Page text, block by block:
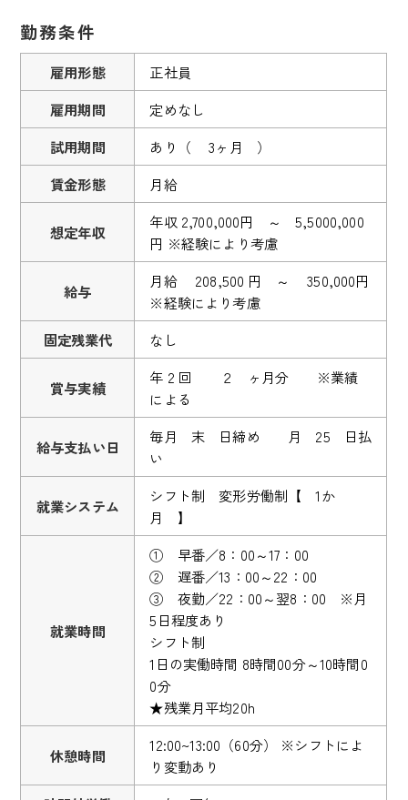
勤務条件
雇用形態
正社員
雇用期間
定めなし
試用期間
あり（ 3ヶ月 ）
賃金形態
月給
想定年収
年収 2,700,000円 ～ 5,5000,000
円 ※経験により考慮
給与
月給 208,500 円 ～ 350,000円
※経験により考慮
固定残業代
なし
賞与実績
年 2 回 ２ ヶ月分 ※業績
による
給与支払い日
毎月 末 日締め 月 25 日払
い
就業システム
シフト制 変形労働制【 1か
月 】
就業時間
① 早番／8：00～17：00
② 遅番／13：00～22：00
③ 夜勤／22：00～翌8：00 ※月
5日程度あり
シフト制
1日の実働時間 8時間00分～10時間0
0分
★残業月平均20h
休憩時間
12:00~13:00（60分） ※シフトによ
り変動あり